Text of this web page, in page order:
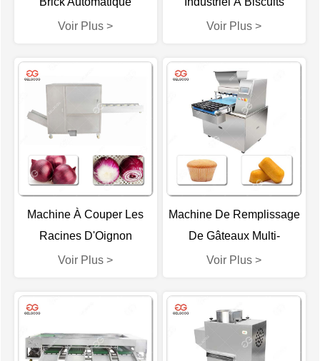
Industrielle
Voir Plus >
Hautement Efficace
Voir Plus >
Machine À Couper Les
Racines D'Oignon
Automatique
Voir Plus >
Machine De Remplissage
De Gâteaux Multi-
Fonctionnalité
Voir Plus >